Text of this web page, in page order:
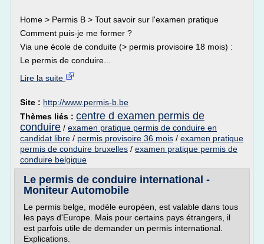
Home > Permis B > Tout savoir sur l'examen pratique
Comment puis-je me former ?
Via une école de conduite (> permis provisoire 18 mois) :
Le permis de conduire...
Lire la suite
Site : http://www.permis-b.be
Thèmes liés : centre d examen permis de
conduire / examen pratique permis de conduire en
candidat libre / permis provisoire 36 mois / examen pratique
permis de conduire bruxelles / examen pratique permis de
conduire belgique
Le permis de conduire international -
Moniteur Automobile
Le permis belge, modèle européen, est valable dans tous
les pays d'Europe. Mais pour certains pays étrangers, il
est parfois utile de demander un permis international.
Explications.